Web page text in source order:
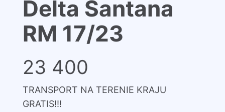
Delta Santana
RM 17/23
23 400
TRANSPORT NA TERENIE KRAJU
GRATIS!!!